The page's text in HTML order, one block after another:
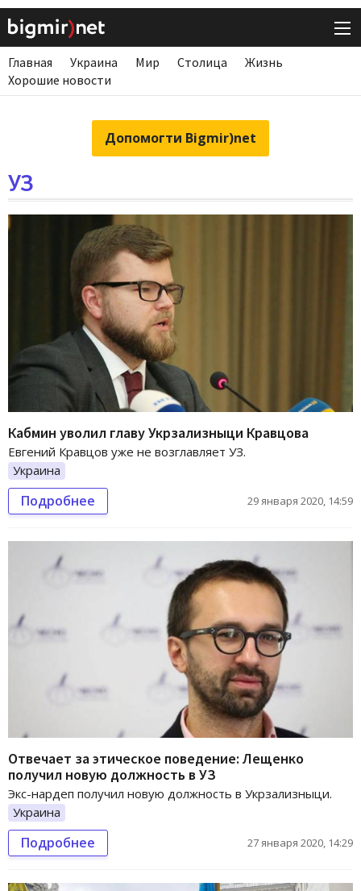
Главная Украина Мир Столица
Жизнь
Хорошие новости
Допомогти Bigmir)net
УЗ
Кабмин уволил главу Укрзализныци Кравцова
Евгений Кравцов уже не возглавляет УЗ.
Украина
Подробнее 29 января 2020, 14:59
Отвечает за этическое поведение: Лещенко
получил новую должность в УЗ
Экс-нардеп получил новую должность в Укрзализныци.
Украина
Подробнее 27 января 2020, 14:29